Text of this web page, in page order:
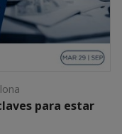
para estar